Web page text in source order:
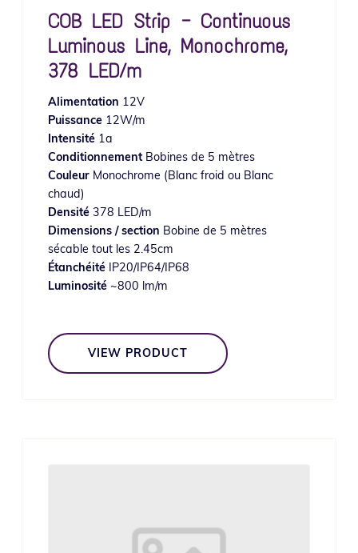
COB LED Strip — Continuous
Luminous Line, Monochrome,
378 LED/m
Alimentation 12V
Puissance12W/m
Intensité1a
ConditionnementBobines de 5 mètres
CouleurMonochrome (Blanc froid ou Blanc
chaud)
Densité378 LED/m
Dimensions / section Bobine de 5 mètres
sécable tout les 2.45cm
ÉtanchéitéIP20/IP64/IP68
Luminosité~800 lm/m
VIEW PRODUCT